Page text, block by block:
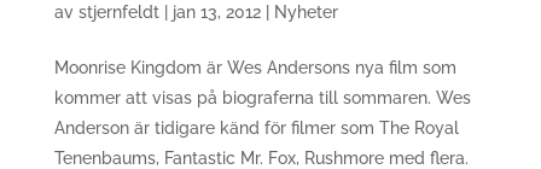
av stjernfeldt| jan 13, 2012| Nyheter
Moonrise Kingdom är Wes Andersons nya film som
kommer att visas på biograferna till sommaren. Wes
Anderson är tidigare känd för filmer som The Royal
Tenenbaums, Fantastic Mr. Fox, Rushmore med flera.